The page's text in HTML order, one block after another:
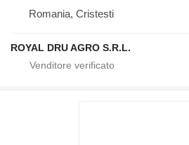
Romania, Cristesti
ROYAL DRU AGRO S.R.L.